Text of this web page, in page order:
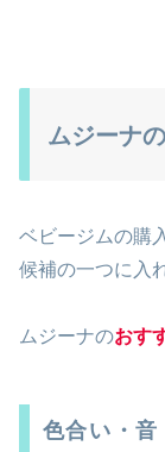
ムジーナ
ベビージムの購
候補の一つに入
ムジーナのおす
色合い・